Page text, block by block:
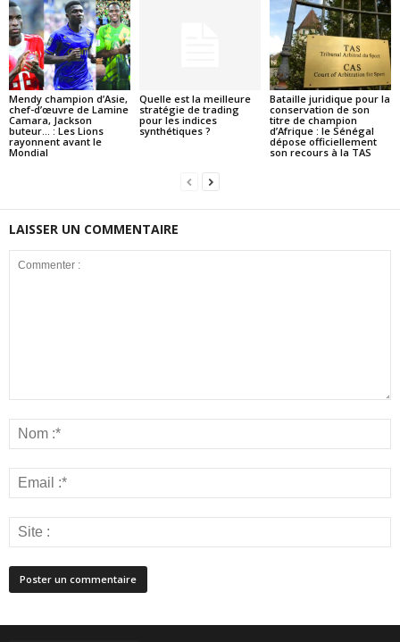
Mendy champion d’Asie,
chef-d’œuvre de Lamine
Camara, Jackson
buteur… : Les Lions
rayonnent avant le
Mondial
Quelle est la meilleure
stratégie de trading
pour les indices
synthétiques ?
Bataille juridique pour la
conservation de son
titre de champion
d’Afrique : le Sénégal
dépose officiellement
son recours à la TAS
LAISSER UN COMMENTAIRE